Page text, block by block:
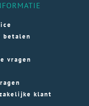
betalen
vragen
klant